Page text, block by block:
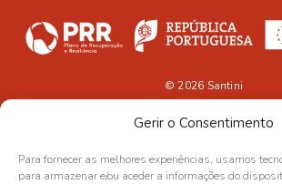
Gerir o Consentimento
Para fornecer as melhores experiências, usamos
para armazenar e/ou aceder a informações do
© 2026 Santini